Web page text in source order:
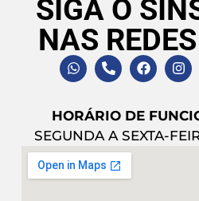
SIGA O
NAS
HORÁRIO DE
SEGUNDA A SEXTA-